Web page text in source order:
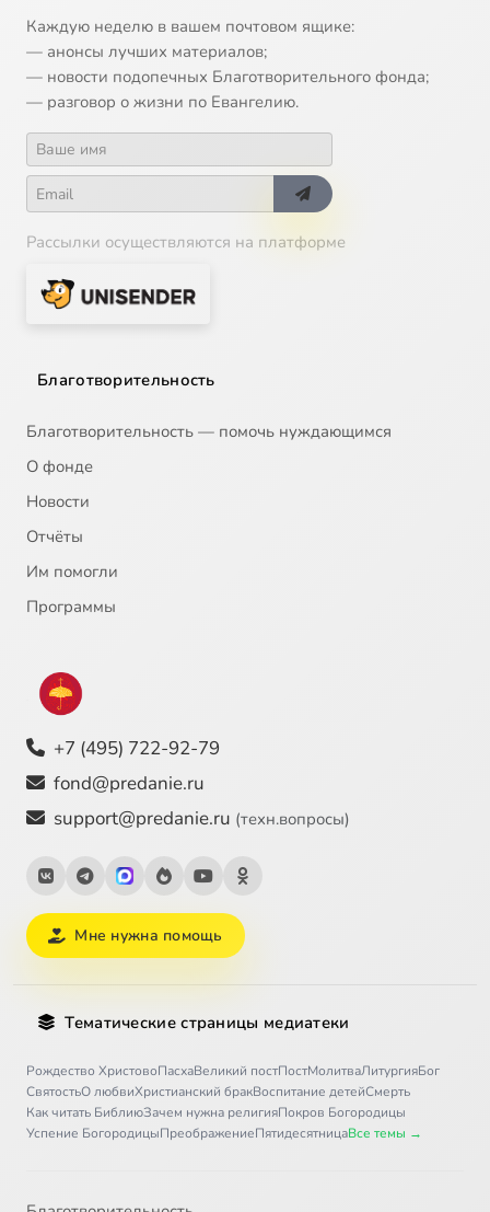
Каждую неделю в вашем почтовом ящике:
— анонсы лучших материалов;
— новости подопечных Благотворительного фонда;
— разговор о жизни по Евангелию.
Рассылки осуществляются на платформе
Благотворительность
Благотворительность — помочь нуждающимся
О фонде
Новости
Отчёты
Им помогли
Программы
+7 (495) 722-92-79
fond@predanie.ru
support@predanie.ru (техн.вопросы)
Мне нужна помощь
Тематические страницы медиатеки
Рождество ХристовоПасхаВеликий постПостМолитваЛитургияБог
СвятостьО любвиХристианский бракВоспитание детейСмерть
Как читать БиблиюЗачем нужна религияПокров Богородицы
Успение БогородицыПреображениеПятидесятницаВсе темы →